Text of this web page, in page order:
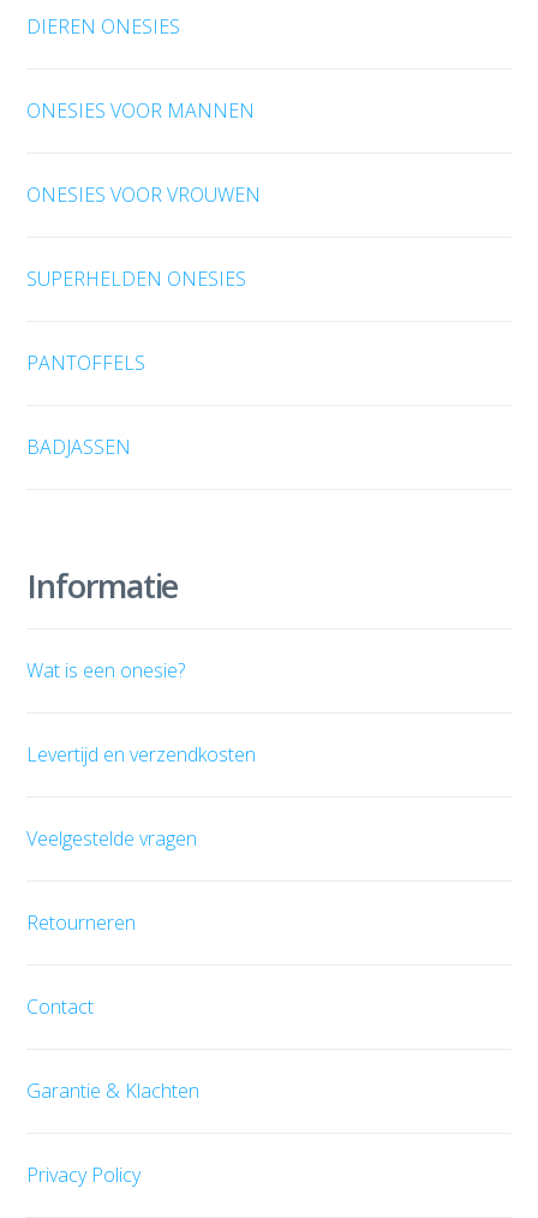
DIEREN ONESIES
ONESIES VOOR MANNEN
ONESIES VOOR VROUWEN
SUPERHELDEN ONESIES
PANTOFFELS
BADJASSEN
Informatie
Wat is een onesie?
Levertijd en verzendkosten
Veelgestelde vragen
Retourneren
Contact
Garantie & Klachten
Privacy Policy